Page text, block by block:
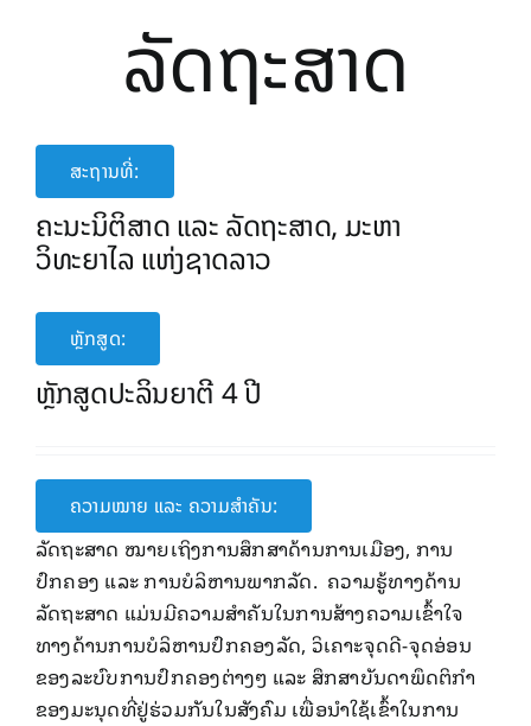
ລັດຖະສາດ
ສະຖານທີ່:
ຄະນະນິຕິສາດ ແລະ ລັດຖະສາດ, ມະຫາ
ວິທະຍາໄລ ແຫ່ງຊາດລາວ
ຫຼັກສູດ:
ຫຼັກສູດປະລິນຍາຕີ 4 ປີ
ຄວາມໝາຍ ແລະ ຄວາມສໍາຄັນ:
ລັດຖະສາດ ໝາຍ​ເຖິງການ​ສຶກສາດ້ານ​ການ​ເມືອງ, ການ​
ປົກຄອງ ​ແລະ ການບໍລິຫານພາກລັດ. ຄວາມ​ຮູ້​ທາງ​ດ້ານ
ລັດຖະສາດ ແມ່ນມີຄວາມສໍາຄັນ​ໃນ​ການ​ສ້າງ​ຄວາມ​ເຂົ້າ​ໃຈ​
ທາງ​ດ້ານ​ການ​ບໍລິຫານ​ປົກຄອງ​ລັດ, ວິ​ເຄາະ​ຈຸດ​ດີ-ຈຸດ​ອ່ອນ​
ຂອງ​ລະບົບ​ການ​ປົກຄອງ​ຕ່າງໆ ​ແລະ ສຶກສາ​ບັນດາ​ພຶດຕິ​ກຳ​
ຂອງ​ມະນຸດ​ທີ່ຢູ່​ຮ່ວມ​ກັນ​​ໃນ​ສັງຄົມ ​​ເພື່ອນຳ​ໃຊ້​ເຂົ້າ​ໃນ​ການ​